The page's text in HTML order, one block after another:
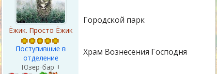
Ёжик. Просто Ёжик
Поступившие в
отделение
Юзер-бар +
Городской парк
Храм Вознесения Господня